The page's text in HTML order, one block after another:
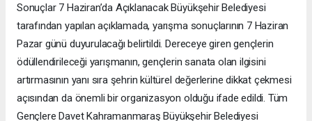
Sonuçlar 7 Haziran’da Açıklanacak Büyükşehir Belediyesi
tarafından yapılan açıklamada, yarışma sonuçlarının 7 Haziran
Pazar günü duyurulacağı belirtildi. Dereceye giren gençlerin
ödüllendirileceği yarışmanın, gençlerin sanata olan ilgisini
artırmasının yanı sıra şehrin kültürel değerlerine dikkat çekmesi
açısından da önemli bir organizasyon olduğu ifade edildi. Tüm
Gençlere Davet Kahramanmaraş Büyükşehir Belediyesi